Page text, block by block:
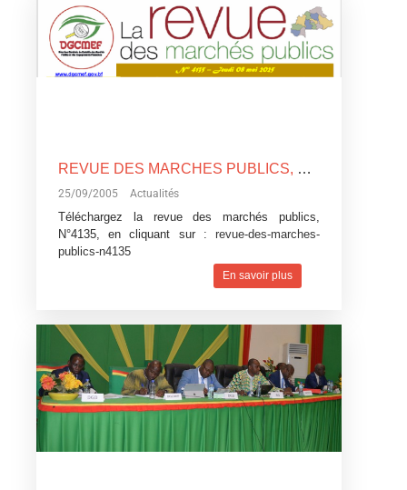
REVUE DES MARCHES PUBLICS, N°4135
25/09/2005 Actualités
Téléchargez la revue des marchés publics,
N°4135, en cliquant sur : revue-des-marches-
publics-n4135
En savoir plus